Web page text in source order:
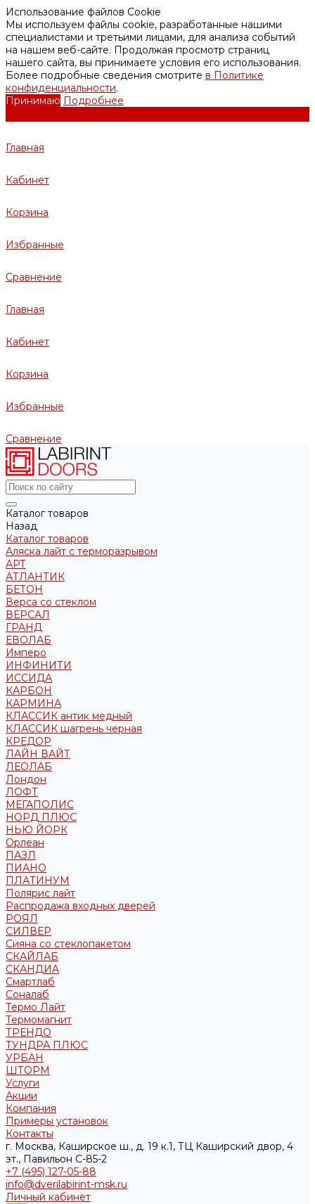
Использование файлов Cookie
Мы используем файлы cookie, разработанные нашими
специалистами и третьими лицами, для анализа событий
на нашем веб-сайте. Продолжая просмотр страниц
нашего сайта, вы принимаете условия его использования.
Более подробные сведения смотрите в Политике
конфиденциальности.
Принимаю Подробнее
Главная
Кабинет
Корзина
Избранные
Сравнение
Главная
Кабинет
Корзина
Избранные
Сравнение
Каталог товаров
Назад
Каталог товаров
Аляска лайт с терморазрывом
АРТ
АТЛАНТИК
БЕТОН
Верса со стеклом
ВЕРСАЛ
ГРАНД
ЕВОЛАБ
Имперо
ИНФИНИТИ
ИССИДА
КАРБОН
КАРМИНА
КЛАССИК антик медный
КЛАССИК шагрень черная
КРЕДОР
ЛАЙН ВАЙТ
ЛЕОЛАБ
Лондон
ЛОФТ
МЕГАПОЛИС
НОРД ПЛЮС
НЬЮ ЙОРК
Орлеан
ПАЗЛ
ПИАНО
ПЛАТИНУМ
Полярис лайт
Распродажа входных дверей
РОЯЛ
СИЛВЕР
Сияна со стеклопакетом
СКАЙЛАБ
СКАНДИA
Смартлаб
Соналаб
Термо Лайт
Термомагнит
ТРЕНДО
ТУНДРА ПЛЮС
УРБАН
ШТОРМ
Услуги
Акции
Компания
Примеры установок
Контакты
г. Москва, Каширское ш., д. 19 к.1, ТЦ Каширский двор, 4
эт., Павильон C-85-2
+7 (495) 127-05-88‬
info@dverilabirint-msk.ru
Личный кабинет